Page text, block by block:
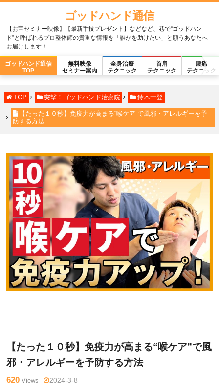
ゴッドハンド通信
【お宝セミナー映像】【最新手技プレゼント】などなど、巷で“ゴッドハン
ド”と呼ばれるプロ整体師の貴重な情報を「誰かを助けたい」と願うあなたへ
お届けします！
ゴッドハンド通信
TOP
無料映像
セミナー案内
全身治療
テクニック
首肩
テクニック
腰痛
テクニック
TOP 突撃！ゴッドハンド治療院 鈴木一登
【たった１０秒】免疫力が高まる“喉ケア”で風邪・アレルギーを予
防する方法
【たった１０秒】免疫力が高まる“喉ケア”で風
邪・アレルギーを予防する方法
620 Views 2024-3-8